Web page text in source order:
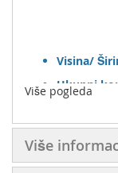
Visina/
Ukupni
svježe
Neto
zaleđene
Više pogleda
Više